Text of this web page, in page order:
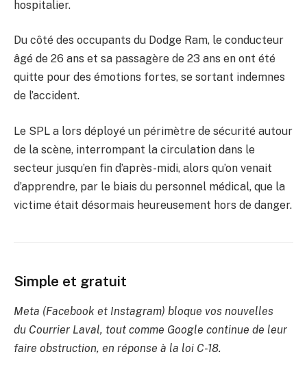
hospitalier.
Du côté des occupants du Dodge Ram, le conducteur
âgé de 26 ans et sa passagère de 23 ans en ont été
quitte pour des émotions fortes, se sortant indemnes
de l’accident.
Le SPL a lors déployé un périmètre de sécurité autour
de la scène, interrompant la circulation dans le
secteur jusqu’en fin d’après-midi, alors qu’on venait
d’apprendre, par le biais du personnel médical, que la
victime était désormais heureusement hors de danger.
Simple et gratuit
Meta (Facebook et Instagram) bloque vos nouvelles
du Courrier Laval, tout comme Google continue de leur
faire obstruction, en réponse à la loi C-18.